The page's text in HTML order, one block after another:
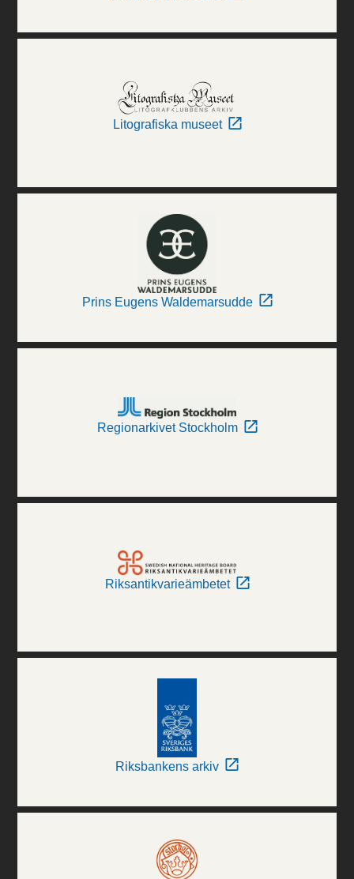
Litografiska museet
Prins Eugens Waldemarsudde
Regionarkivet Stockholm
Riksantikvarieämbetet
Riksbankens arkiv